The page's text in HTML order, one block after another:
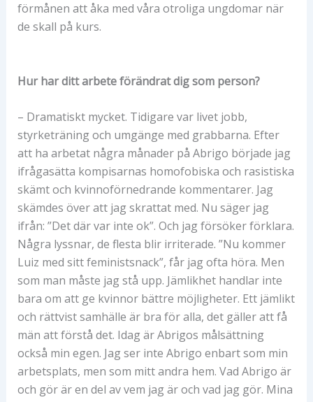
förmånen att åka med våra otroliga ungdomar när
de skall på kurs.
Hur har ditt arbete förändrat dig som person?
– Dramatiskt mycket. Tidigare var livet jobb,
styrketräning och umgänge med grabbarna. Efter
att ha arbetat några månader på Abrigo började jag
ifrågasätta kompisarnas homofobiska och rasistiska
skämt och kvinnoförnedrande kommentarer. Jag
skämdes över att jag skrattat med. Nu säger jag
ifrån: ”Det där var inte ok”. Och jag försöker förklara.
Några lyssnar, de flesta blir irriterade. ”Nu kommer
Luiz med sitt feministsnack”, får jag ofta höra. Men
som man måste jag stå upp. Jämlikhet handlar inte
bara om att ge kvinnor bättre möjligheter. Ett jämlikt
och rättvist samhälle är bra för alla, det gäller att få
män att förstå det. Idag är Abrigos målsättning
också min egen. Jag ser inte Abrigo enbart som min
arbetsplats, men som mitt andra hem. Vad Abrigo är
och gör är en del av vem jag är och vad jag gör. Mina